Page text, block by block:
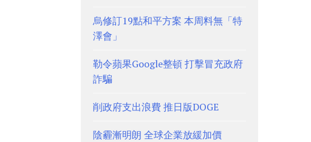
烏修訂19點和平方案 本周料無「特
澤會」
勒令蘋果Google整頓 打擊冒充政府
詐騙
削政府支出浪費 推日版DOGE
陰霾漸明朗 全球企業放緩加價